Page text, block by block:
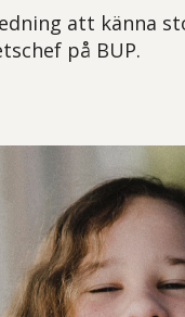
att känna
på BUP.